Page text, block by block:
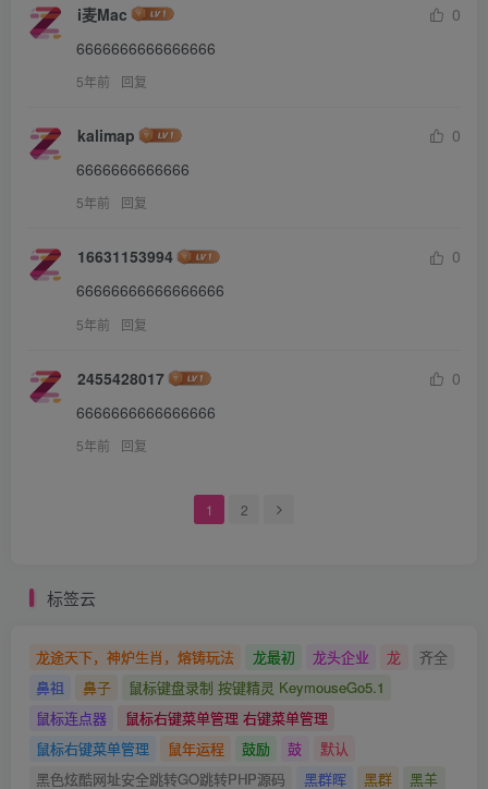
i麦Mac
0
6666666666666666
5年前 回复
kalimap
0
6666666666666
5年前 回复
16631153994
0
66666666666666666
5年前 回复
2455428017
0
6666666666666666
5年前 回复
1 2
标签云
龙途天下，神炉生肖，熔铸玩法 龙最初 龙头企业 龙
齐全
鼻祖
鼻子
鼠标键盘录制 按键精灵 KeymouseGo5.1
鼠标连点器
鼠标右键菜单管理 右键菜单管理
鼠标右键菜单管理
鼠年运程 鼓励 鼓
默认
黑色炫酷网址安全跳转GO跳转PHP源码
黑群晖 黑群 黑羊